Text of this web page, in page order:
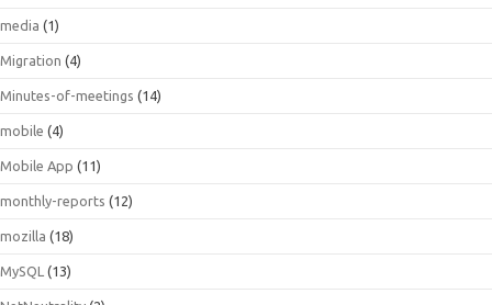
media (1)
Migration (4)
Minutes-of-meetings (14)
mobile (4)
Mobile App (11)
monthly-reports (12)
mozilla (18)
MySQL (13)